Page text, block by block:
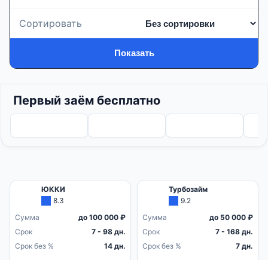
Сортировать
Показать
Первый заём бесплатно
ЮККИ
8.3
Сумма
до 100 000 ₽
Срок
7 - 98 дн.
Срок без %
14 дн.
Турбозайм
9.2
Сумма
до 50 000 ₽
Срок
7 - 168 дн.
Срок без %
7 дн.